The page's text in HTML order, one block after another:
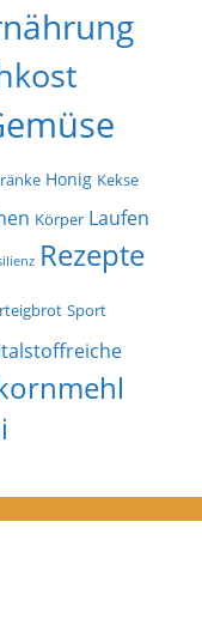
Honig Kekse
Körper Laufen
Rezepte
Sport